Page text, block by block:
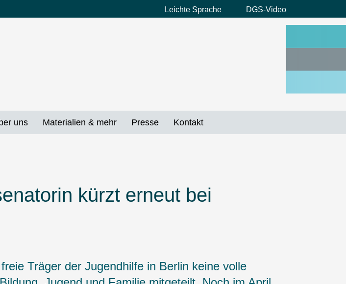
Preheader
Leichte Sprache DGS-Video
uns Materialien & mehr Presse Kontakt
kürzt erneut bei
Träger der Jugendhilfe in Berlin keine volle